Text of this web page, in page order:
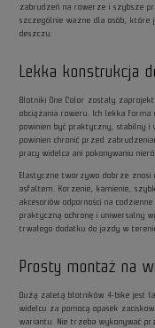
zabrudzeń na rowerze i szybsze
szczególnie ważne dla osób, które
deszczu.
Lekka konstrukcja
Błotniki One Color zostały
obciążania roweru. Ich lekka forma
powinien być praktyczny, stabilny i
powinien chronić przed
pracy widelca ani pokonywaniu
Elastyczne tworzywo dobrze znosi
asfaltem. Korzenie, kamienie,
akcesoriów odporności na
praktyczną ochronę i uniwersalny
trwałego dodatku do jazdy w
Prosty montaż na
Dużą zaletą błotników 4-bike jest
widelcu za pomocą opasek
wariantu. Nie trzeba wykonywać